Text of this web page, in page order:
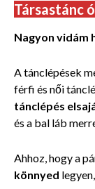
Társastánc
Nagyon vidám
A tánclépések
férfi és női
tánclépés
és a bal láb
Ahhoz, hogy a
könnyed